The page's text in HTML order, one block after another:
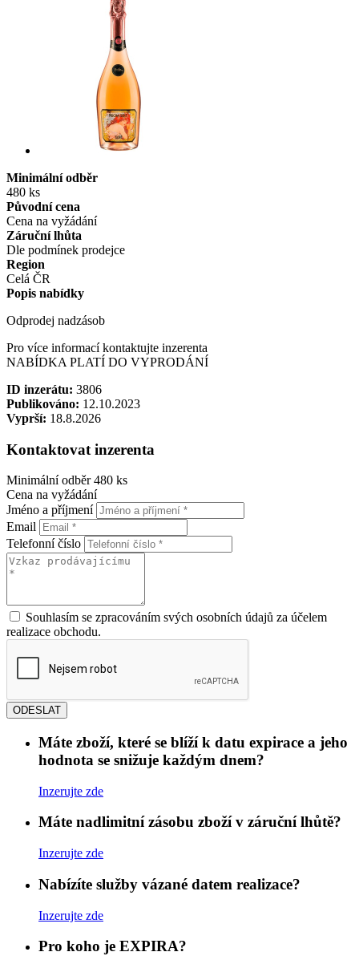
Minimální odběr
480 ks
Původní cena
Cena na vyžádání
Záruční lhůta
Dle podmínek prodejce
Region
Celá ČR
Popis nabídky
Odprodej nadzásob
Pro více informací kontaktujte inzerenta
NABÍDKA PLATÍ DO VYPRODÁNÍ
ID inzerátu: 3806
Publikováno: 12.10.2023
Vyprší: 18.8.2026
Kontaktovat inzerenta
Minimální odběr 480 ks
Cena na vyžádání
Jméno a příjmení
Email
Telefonní číslo
Souhlasím se zpracováním svých osobních údajů za účelem
realizace obchodu.
ODESLAT
Máte zboží, které se blíží k datu expirace a jeho
hodnota se snižuje každým dnem?
Inzerujte zde
Máte nadlimitní zásobu zboží v záruční lhůtě?
Inzerujte zde
Nabízíte služby vázané datem realizace?
Inzerujte zde
Pro koho je EXPIRA?